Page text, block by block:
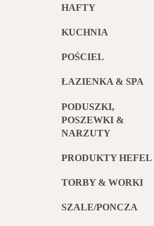
HAFTY
KUCHNIA
POŚCIEL
ŁAZIENKA & SPA
PODUSZKI,
POSZEWKI &
NARZUTY
PRODUKTY HEFEL
TORBY & WORKI
SZALE/PONCZA